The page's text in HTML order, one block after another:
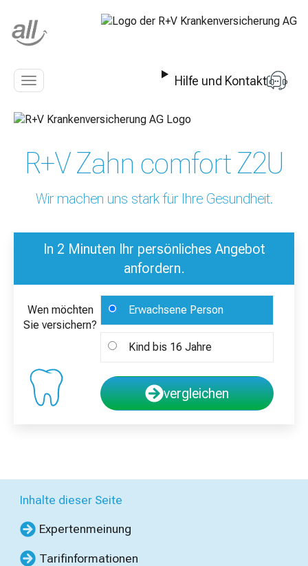
Navigation
Hilfe und Kontakt
R+V Zahn comfort Z2U
Wir machen uns stark für Ihre Gesundheit.
In 2 Minuten Ihr persönliches Angebot
anfordern.
Wen möchten
Sie versichern?
Erwachsene Person
Kind bis 16 Jahre
vergleichen
Inhalte dieser Seite
Expertenmeinung
Tarifinformationen